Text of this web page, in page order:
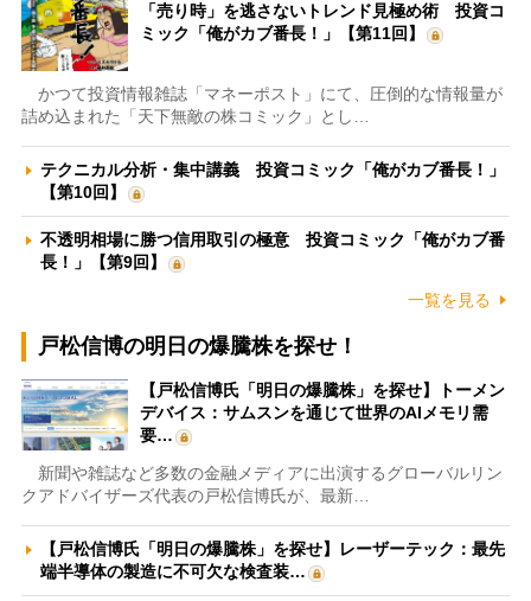
「売り時」を逃さないトレンド見極め術 投資コ
ミック「俺がカブ番長！」【第11回】
かつて投資情報雑誌「マネーポスト」にて、圧倒的な情報量が
詰め込まれた「天下無敵の株コミック」とし…
テクニカル分析・集中講義 投資コミック「俺がカブ番長！」
【第10回】
不透明相場に勝つ信用取引の極意 投資コミック「俺がカブ番
長！」【第9回】
一覧を見る
戸松信博の明日の爆騰株を探せ！
【戸松信博氏「明日の爆騰株」を探せ】トーメン
デバイス：サムスンを通じて世界のAIメモリ需
要…
新聞や雑誌など多数の金融メディアに出演するグローバルリン
クアドバイザーズ代表の戸松信博氏が、最新…
【戸松信博氏「明日の爆騰株」を探せ】レーザーテック：最先
端半導体の製造に不可欠な検査装…